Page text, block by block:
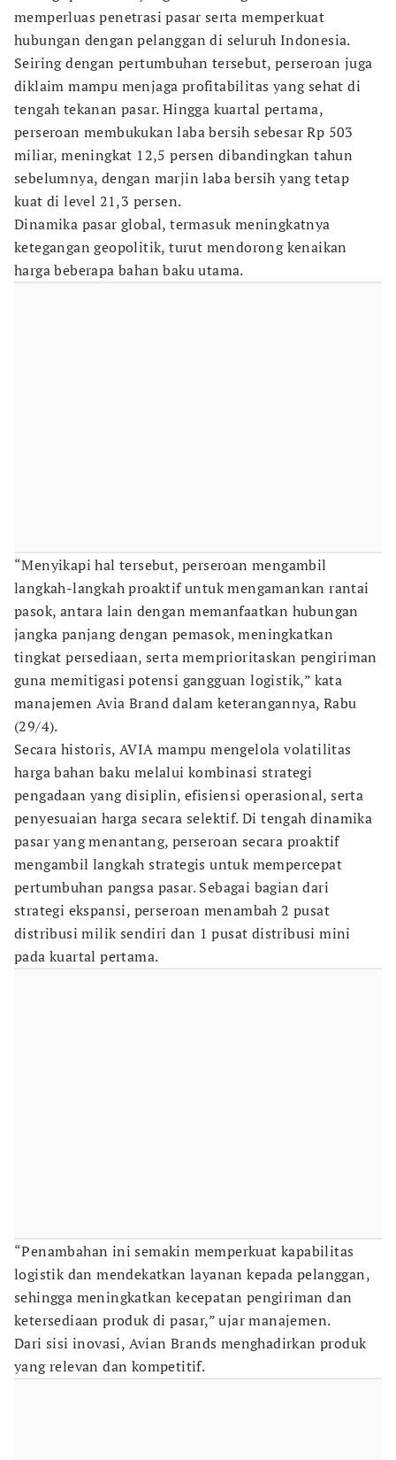
memperluas penetrasi pasar serta memperkuat
hubungan dengan pelanggan di seluruh Indonesia.
Seiring dengan pertumbuhan tersebut, perseroan juga
diklaim mampu menjaga profitabilitas yang sehat di
tengah tekanan pasar. Hingga kuartal pertama,
perseroan membukukan laba bersih sebesar Rp 503
miliar, meningkat 12,5 persen dibandingkan tahun
sebelumnya, dengan marjin laba bersih yang tetap
kuat di level 21,3 persen.
Dinamika pasar global, termasuk meningkatnya
ketegangan geopolitik, turut mendorong kenaikan
harga beberapa bahan baku utama.
“Menyikapi hal tersebut, perseroan mengambil
langkah-langkah proaktif untuk mengamankan rantai
pasok, antara lain dengan memanfaatkan hubungan
jangka panjang dengan pemasok, meningkatkan
tingkat persediaan, serta memprioritaskan pengiriman
guna memitigasi potensi gangguan logistik,” kata
manajemen Avia Brand dalam keterangannya, Rabu
(29/4).
Secara historis, AVIA mampu mengelola volatilitas
harga bahan baku melalui kombinasi strategi
pengadaan yang disiplin, efisiensi operasional, serta
penyesuaian harga secara selektif. Di tengah dinamika
pasar yang menantang, perseroan secara proaktif
mengambil langkah strategis untuk mempercepat
pertumbuhan pangsa pasar. Sebagai bagian dari
strategi ekspansi, perseroan menambah 2 pusat
distribusi milik sendiri dan 1 pusat distribusi mini
pada kuartal pertama.
“Penambahan ini semakin memperkuat kapabilitas
logistik dan mendekatkan layanan kepada pelanggan,
sehingga meningkatkan kecepatan pengiriman dan
ketersediaan produk di pasar,” ujar manajemen.
Dari sisi inovasi, Avian Brands menghadirkan produk
yang relevan dan kompetitif.